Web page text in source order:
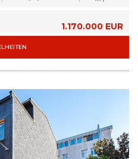
Fatih 100 m von der
mit 5 Etagen erstreckt sich über 77